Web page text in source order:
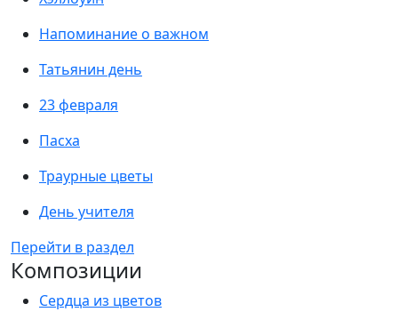
Напоминание о важном
Татьянин день
23 февраля
Пасха
Траурные цветы
День учителя
Перейти в раздел
Композиции
Сердца из цветов